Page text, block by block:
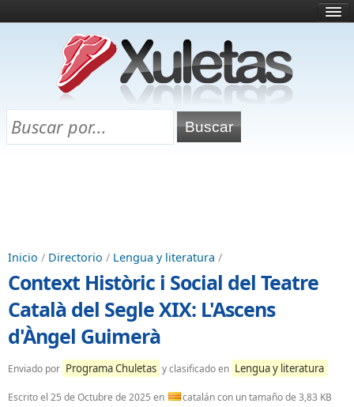
¿Qué es esto?
Directorio
Chuletas para exámenes
Inicio / Directorio / Lengua y literatura /
Context Històric i Social del Teatre
Català del Segle XIX: L'Ascens
d'Àngel Guimerà
Enviado por Programa Chuletas y clasificado en Lengua y literatura
Escrito el 25 de Octubre de 2025 en catalán con un tamaño de 3,83 KB